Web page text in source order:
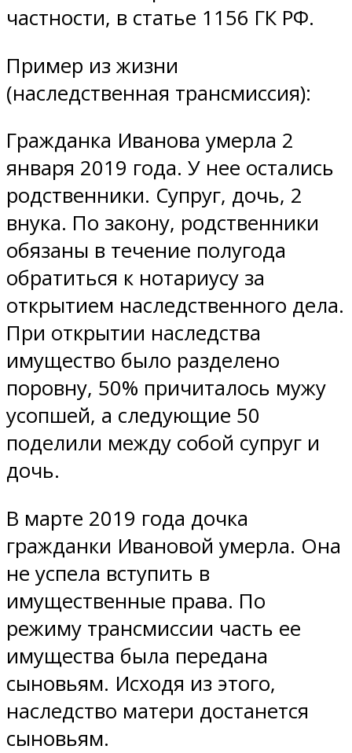
частности, в статье 1156 ГК РФ.
Пример из жизни
(наследственная трансмиссия):
Гражданка Иванова умерла 2
января 2019 года. У нее остались
родственники. Супруг, дочь, 2
внука. По закону, родственники
обязаны в течение полугода
обратиться к нотариусу за
открытием наследственного дела.
При открытии наследства
имущество было разделено
поровну, 50% причиталось мужу
усопшей, а следующие 50
поделили между собой супруг и
дочь.
В марте 2019 года дочка
гражданки Ивановой умерла. Она
не успела вступить в
имущественные права. По
режиму трансмиссии часть ее
имущества была передана
сыновьям. Исходя из этого,
наследство матери достанется
сыновьям.